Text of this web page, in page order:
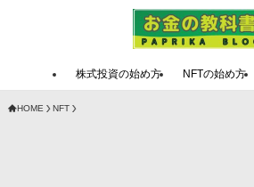
株式投資の始め方 NFTの始め方
HOME NFT